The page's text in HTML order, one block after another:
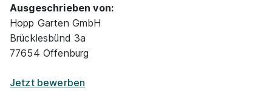
Ausgeschrieben von:
Hopp Garten GmbH
Brücklesbünd 3a
77654 Offenburg
Jetzt bewerben